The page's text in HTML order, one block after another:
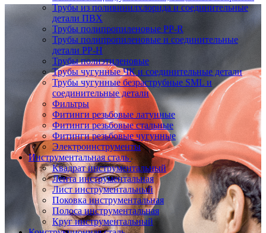
Трубы из поливинилхлорида и соединительные
детали ПВХ
Трубы полипропиленовые PP-R
Трубы полипропиленовые и соединительные
детали PP-H
Трубы полиэтиленовые
Трубы чугунные ЧК и соединительные детали
Трубы чугунные безраструбные SML и
соединительные детали
Фильтры
Фитинги резьбовые латунные
Фитинги резьбовые стальные
Фитинги резьбовые чугунные
Электроинструменты
Инструментальная сталь
Квадрат инструментальный
Лента инструментальная
Лист инструментальный
Поковка инструментальная
Полоса инструментальная
Круг инструментальный